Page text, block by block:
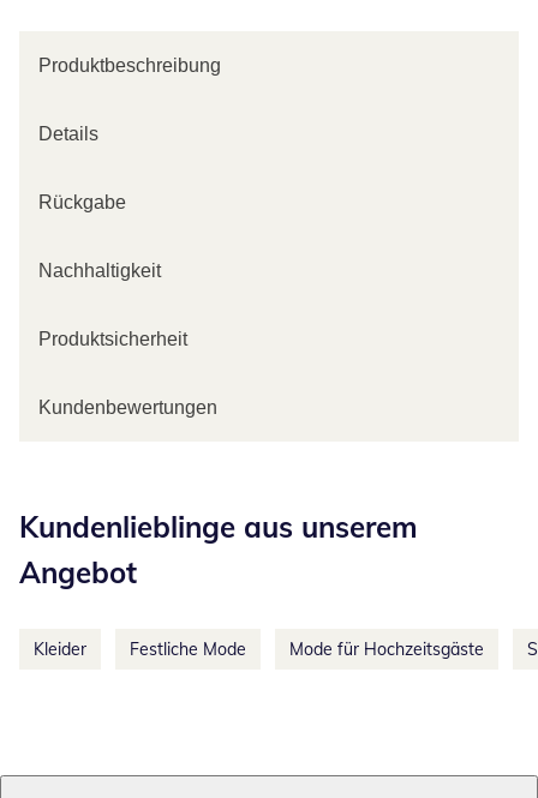
Produktbeschreibung
Details
Rückgabe
Nachhaltigkeit
Produktsicherheit
Kundenbewertungen
Kundenlieblinge aus unserem
Angebot
Kleider Festliche Mode Mode für Hochzeitsgäste